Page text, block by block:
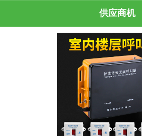
供应商机